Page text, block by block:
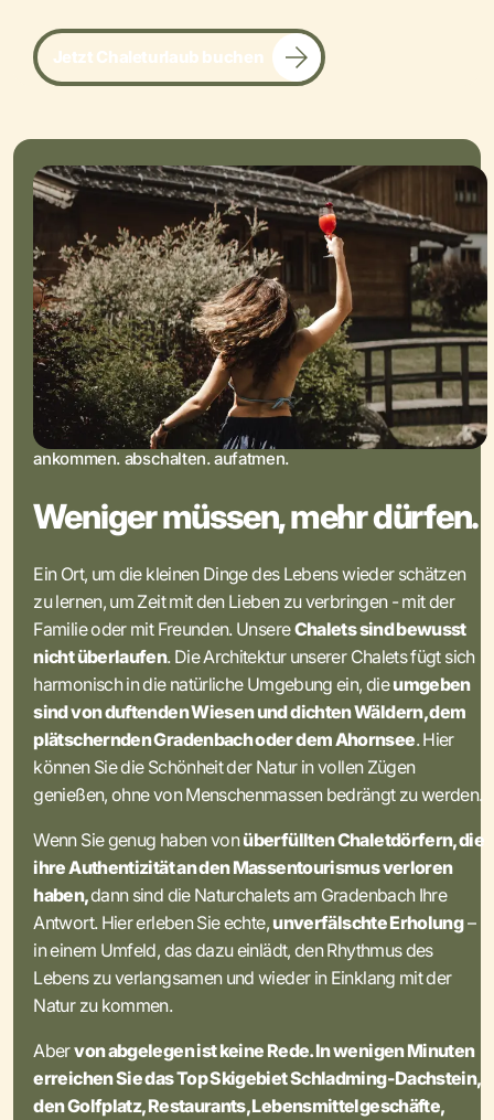
Jetzt Chaleturlaub buchen
ankommen. abschalten. aufatmen.
Weniger müssen, mehr dürfen.
Ein Ort, um die kleinen Dinge des Lebens wieder schätzen
zu lernen, um Zeit mit den Lieben zu verbringen - mit der
Familie oder mit Freunden. UnsereChalets sind bewusst
nicht überlaufen. Die Architektur unserer Chalets fügt sich
harmonisch in die natürliche Umgebung ein, dieumgeben
sind von duftenden Wiesen und dichten Wäldern, dem
plätschernden Gradenbach oder dem Ahornsee. Hier
können Sie die Schönheit der Natur in vollen Zügen
genießen, ohne von Menschenmassen bedrängt zu werden.
Wenn Sie genug haben vonüberfüllten Chaletdörfern, die
ihre Authentizität an den Massentourismus verloren
haben,dann sind die Naturchalets am Gradenbach Ihre
Antwort. Hier erleben Sie echte, unverfälschte Erholung–
in einem Umfeld, das dazu einlädt, den Rhythmus des
Lebens zu verlangsamen und wieder in Einklang mit der
Natur zu kommen.
Abervon abgelegen ist keine Rede. In wenigen Minuten
erreichen Sie das Top Skigebiet Schladming-Dachstein,
den Golfplatz, Restaurants, Lebensmittelgeschäfte,